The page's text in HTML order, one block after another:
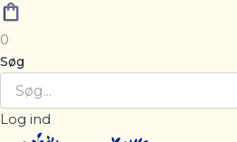
0
Søg
Log ind